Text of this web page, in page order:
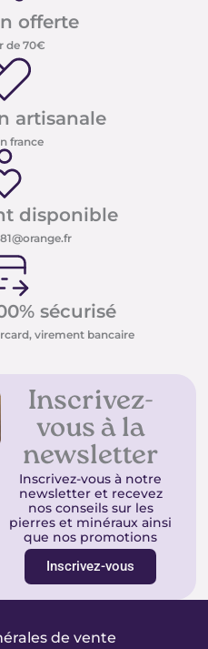
offerte
de 70€
artisanale
france
disponible
sécurisé
virement bancaire
Inscrivez-
vous à la
newsletter
Inscrivez-vous à notre
newsletter et recevez
nos conseils sur les
pierres et minéraux ainsi
que nos promotions
Inscrivez-vous
de vente